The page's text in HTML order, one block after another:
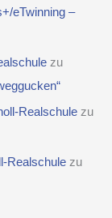
eTwinning –
zu
Realschule zu
Realschule zu